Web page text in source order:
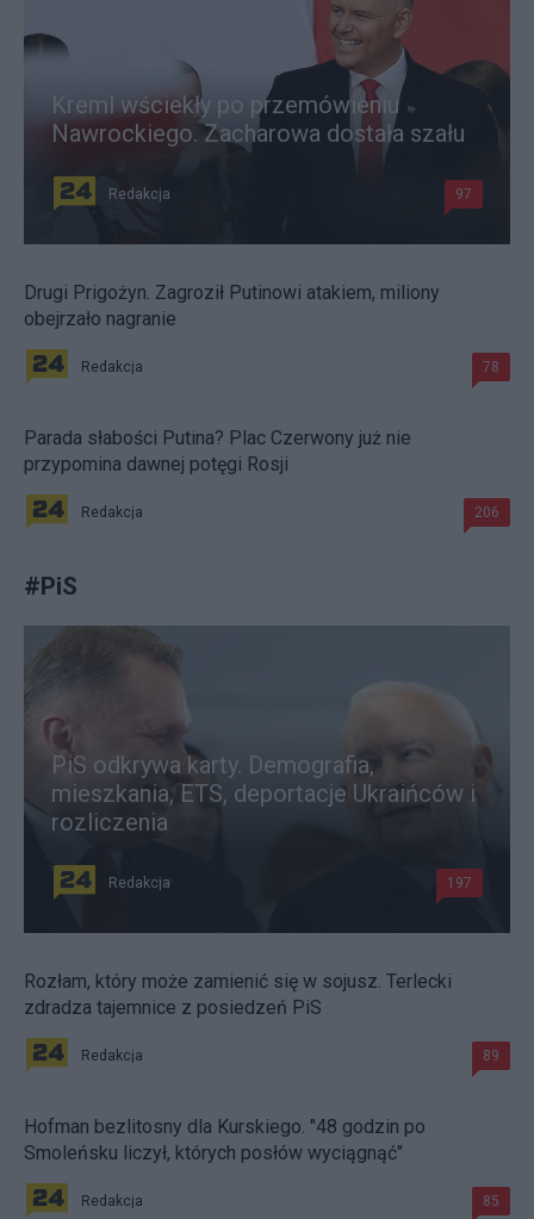
Kreml wściekły po przemówieniu
Nawrockiego. Zacharowa dostała szału
Redakcja 97
Drugi Prigożyn. Zagroził Putinowi atakiem, miliony
obejrzało nagranie
Redakcja 78
Parada słabości Putina? Plac Czerwony już nie
przypomina dawnej potęgi Rosji
Redakcja 206
#PiS
PiS odkrywa karty. Demografia,
mieszkania, ETS, deportacje Ukraińców i
rozliczenia
Redakcja 197
Rozłam, który może zamienić się w sojusz. Terlecki
zdradza tajemnice z posiedzeń PiS
Redakcja 89
Hofman bezlitosny dla Kurskiego. "48 godzin po
Smoleńsku liczył, których posłów wyciągnąć"
Redakcja 85